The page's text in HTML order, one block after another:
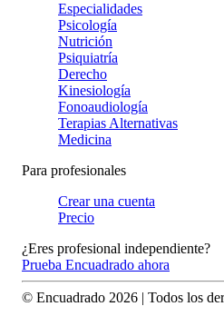
Especialidades
Psicología
Nutrición
Psiquiatría
Derecho
Kinesiología
Fonoaudiología
Terapias Alternativas
Medicina
Para profesionales
Crear una cuenta
Precio
¿Eres profesional independiente?
Prueba Encuadrado ahora
© Encuadrado 2026 | Todos los